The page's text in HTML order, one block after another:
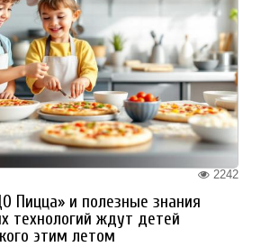
2242
Пицца» и полезные знания
технологий ждут детей
этим летом